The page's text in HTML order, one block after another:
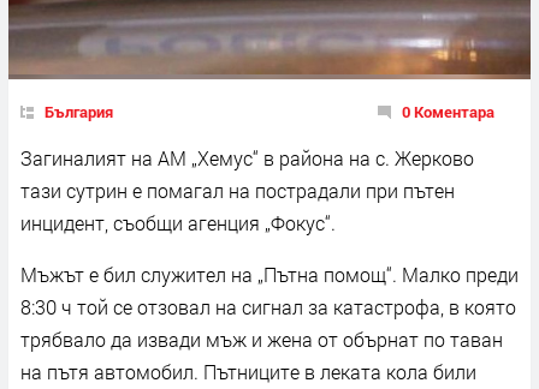
България 0 Коментара
Загиналият на АМ „Хемус“ в района на с. Жерково
тази сутрин е помагал на пострадали при пътен
инцидент, съобщи агенция „Фокус“.
Мъжът е бил служител на „Пътна помощ“. Малко преди
8:30 ч той се отзовал на сигнал за катастрофа, в която
трябвало да извади мъж и жена от обърнат по таван
на пътя автомобил. Пътниците в леката кола били